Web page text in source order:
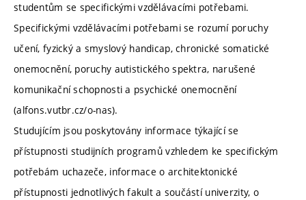
studentům se specifickými vzdělávacími potřebami.
Specifickými vzdělávacími potřebami se rozumí poruchy
učení, fyzický a smyslový handicap, chronické somatické
onemocnění, poruchy autistického spektra, narušené
komunikační schopnosti a psychické onemocnění
(alfons.vutbr.cz/o-nas).
Studujícím jsou poskytovány informace týkající se
přístupnosti studijních programů vzhledem ke specifickým
potřebám uchazeče, informace o architektonické
přístupnosti jednotlivých fakult a součástí univerzity, o